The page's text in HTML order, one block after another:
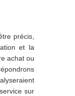
précis,
et la
achat ou
sur